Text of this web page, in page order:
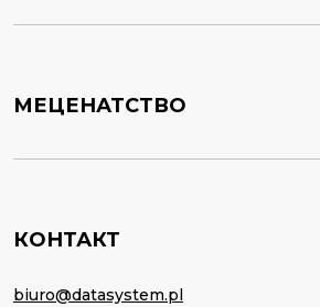
МЕЦЕНАТСТВО
КОНТАКТ
biuro@datasystem.pl